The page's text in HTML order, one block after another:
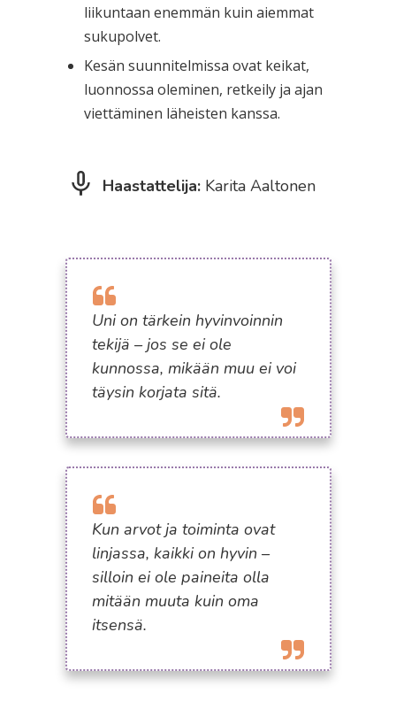
liikuntaan enemmän kuin aiemmat
sukupolvet.
Kesän suunnitelmissa ovat keikat,
luonnossa oleminen, retkeily ja ajan
viettäminen läheisten kanssa.
Haastattelija: Karita Aaltonen
Uni on tärkein hyvinvoinnin
tekijä – jos se ei ole
kunnossa, mikään muu ei voi
täysin korjata sitä.
Kun arvot ja toiminta ovat
linjassa, kaikki on hyvin –
silloin ei ole paineita olla
mitään muuta kuin oma
itsensä.